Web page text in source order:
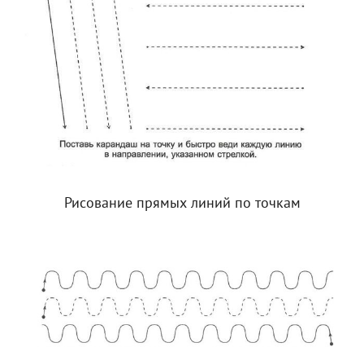
Рисование прямых линий по точкам